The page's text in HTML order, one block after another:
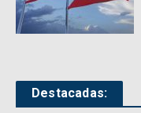
Destacadas: